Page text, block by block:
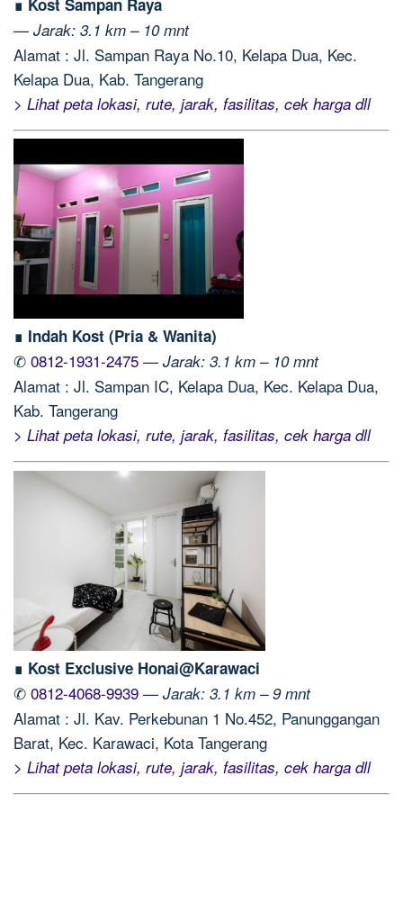
— Jarak: 3.1 km – 10 mnt
Alamat : Jl. Sampan Raya No.10, Kelapa Dua, Kec.
Kelapa Dua, Kab. Tangerang
> Lihat peta lokasi, rute, jarak, fasilitas, cek harga dll
∎ Indah Kost (Pria & Wanita)
✆ 0812-1931-2475 — Jarak: 3.1 km – 10 mnt
Alamat : Jl. Sampan IC, Kelapa Dua, Kec. Kelapa Dua,
Kab. Tangerang
> Lihat peta lokasi, rute, jarak, fasilitas, cek harga dll
∎ Kost Exclusive Honai@Karawaci
✆ 0812-4068-9939 — Jarak: 3.1 km – 9 mnt
Alamat : Jl. Kav. Perkebunan 1 No.452, Panunggangan
Barat, Kec. Karawaci, Kota Tangerang
> Lihat peta lokasi, rute, jarak, fasilitas, cek harga dll